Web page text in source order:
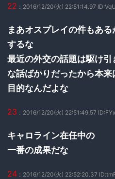
22 ：2016/12/20(火) 22:51:14.97
まあオスプレイの件もあ
するな
最近の外交の話題は駆け引
な話ばかりだったから本
目的なんだよな
23 ：2016/12/20(火) 22:51:49.57
キャロライン在任中の
一番の成果だな
24 ：2016/12/20(火) 22:52:20.37